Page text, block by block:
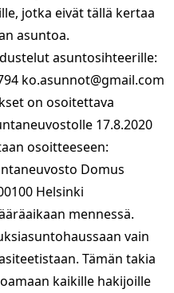
jotka eivät tällä kertaa
asuntoa.
asuntosihteerille:
ko.asunnot@gmail.com
on osoitettava
17.8.2020
osoitteeseen:
Domus
Helsinki
mennessä.
vain
Tämän takia
kaikille hakijoille